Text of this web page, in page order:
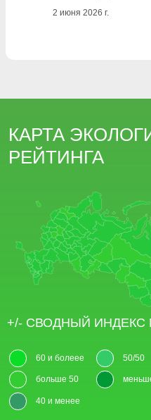
2 июня 2026 г.
60 и болеее
больше 50
50/50
40 и менее
КАРТА
РЕЙТИНГА
+/- СВОДНЫЙ ИНДЕКС